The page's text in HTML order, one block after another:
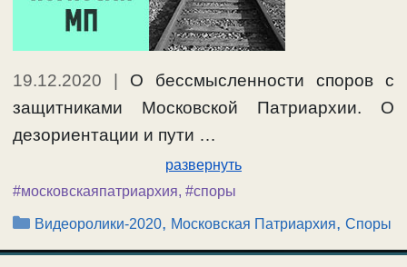
19.12.2020
О бессмысленности споров с
защитниками Московской Патриархии. О
дезориентации и пути …
развернуть
#московскаяпатриархия, #споры
Рубрики
Видеоролики-2020, Московская Патриархия,Споры